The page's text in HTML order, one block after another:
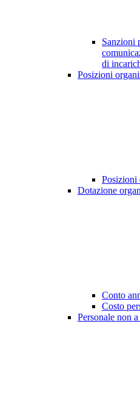
Sanzioni
di
Posizioni
Posizioni
Dotazione
Conto
Costo
Personale non